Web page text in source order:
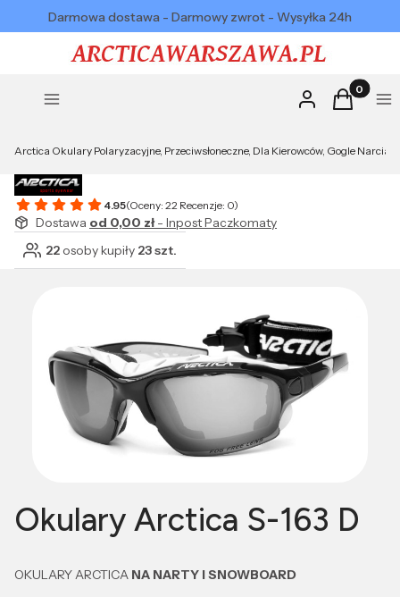
Darmowa dostawa - Darmowy zwrot - Wysyłka 24h
Menu Zaloguj sięProdukty
Koszyk
Arctica Okulary Polaryzacyjne, Przeciwsłoneczne, Dla Kierowców, Gogle
4.95(Oceny: 22 Recenzje: 0)
Dostawa od 0,00 zł- Inpost Paczkomaty
22 osoby kupiły 23 szt.
Okulary Arctica S-163 D
OKULARY ARCTICA NA NARTY I SNOWBOARD